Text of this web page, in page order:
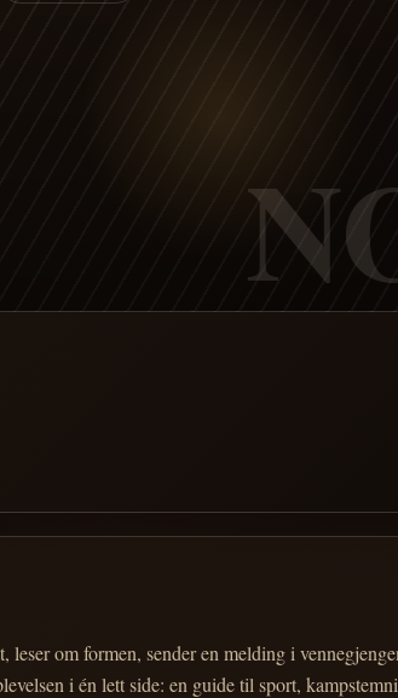
om formen, sender en melding i
i én lett side: en guide til sport,